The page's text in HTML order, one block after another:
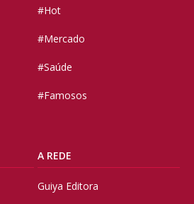
#Hot
#Mercado
#Saúde
#Famosos
A REDE
Guiya Editora